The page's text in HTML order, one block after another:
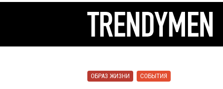
ОБРАЗ ЖИЗНИ СОБЫТИЯ